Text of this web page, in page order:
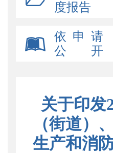
度报告
依 申 请
公 开
关于印发
（街道）
生产和消